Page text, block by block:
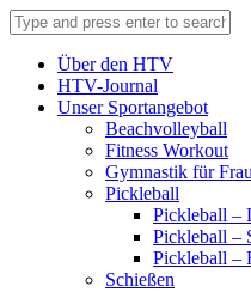
Über den HTV
HTV-Journal
Unser Sportangebot
Beachvolleyball
Fitness Workout
Gymnastik für
Pickleball
Pickleball –
Pickleball –
Pickleball –
Schießen